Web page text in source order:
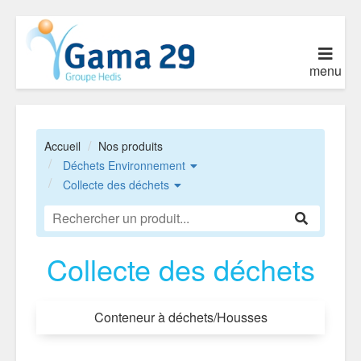
menu
Accueil
Nos produits
Déchets Environnement
Collecte des déchets
Collecte des déchets
Conteneur à déchets/Housses